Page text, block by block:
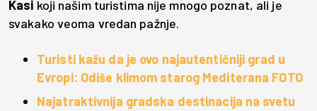
Kasi koji našim turistima nije mnogo poznat, ali je
svakako veoma vredan pažnje.
Turisti kažu da je ovo najautentičniji grad u
Evropi: Odiše klimom starog Mediterana FOTO
Najatraktivnija gradska destinacija na svetu